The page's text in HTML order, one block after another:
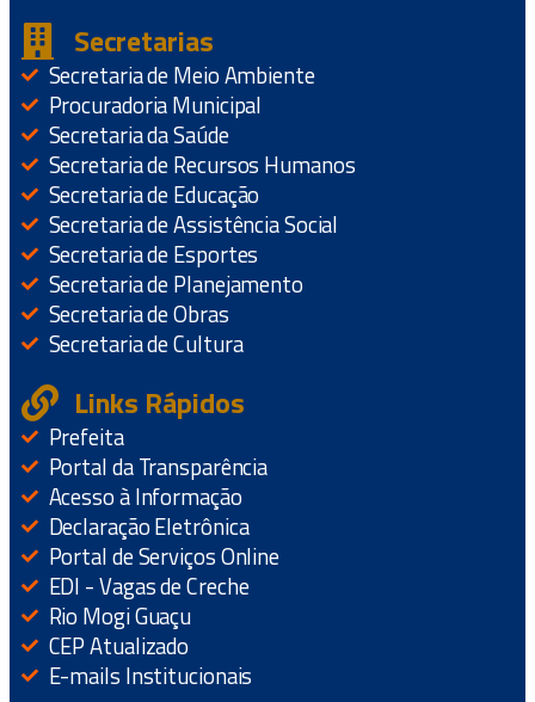
Secretarias
Secretaria de Meio Ambiente
Procuradoria Municipal
Secretaria da Saúde
Secretaria de Recursos Humanos
Secretaria de Educação
Secretaria de Assistência Social
Secretaria de Esportes
Secretaria de Planejamento
Secretaria de Obras
Secretaria de Cultura
Links Rápidos
Prefeita
Portal da Transparência
Acesso à Informação
Declaração Eletrônica
Portal de Serviços Online
EDI - Vagas de Creche
Rio Mogi Guaçu
CEP Atualizado
E-mails Institucionais